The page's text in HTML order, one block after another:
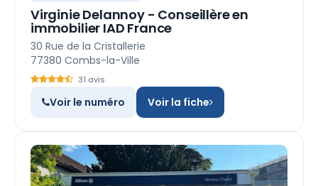
Virginie Delannoy - Conseillère en
immobilier IAD France
30 Rue de la Cristallerie
77380 Combs-la-Ville
31 avis
Voir le numéro Voir la fiche